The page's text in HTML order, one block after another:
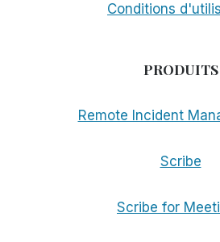
Conditions
PRODUITS
Remote Incident
Scribe
Scribe for